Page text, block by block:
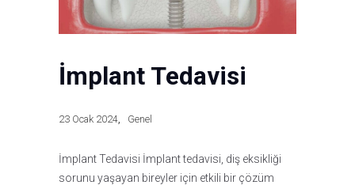
İmplant Tedavisi
23 Ocak 2024 Genel
İmplant Tedavisi İmplant tedavisi, diş eksikliği
sorunu yaşayan bireyler için etkili bir çözüm